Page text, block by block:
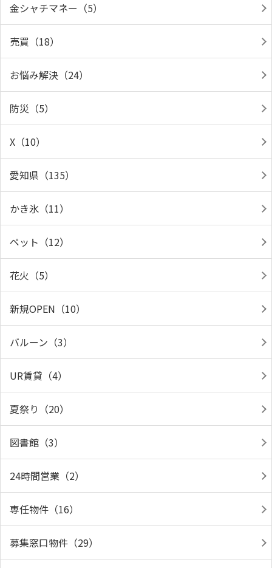
金シャチマネー（5）
売買（18）
お悩み解決（24）
防災（5）
X（10）
愛知県（135）
かき氷（11）
ペット（12）
花火（5）
新規OPEN（10）
バルーン（3）
UR賃貸（4）
夏祭り（20）
図書館（3）
24時間営業（2）
専任物件（16）
募集窓口物件（29）